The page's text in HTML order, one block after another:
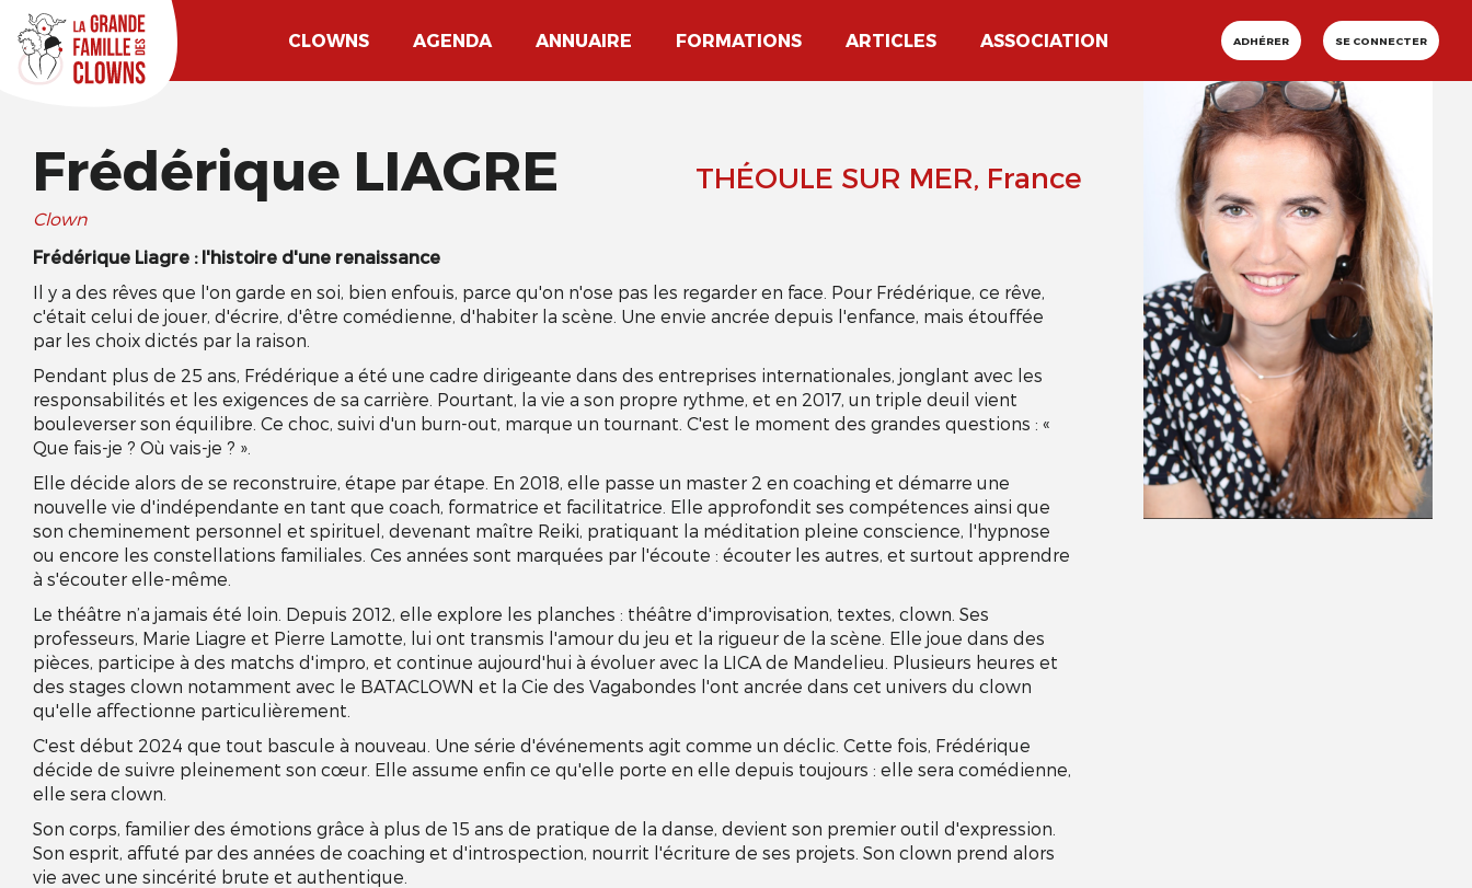
CLOWNS AGENDA ANNUAIRE FORMATIONS ARTICLES ASSOCIATION ADHÉRER SE CONNECTER
Frédérique LIAGRE
Clown
Frédérique Liagre : l'histoire d'une renaissance
Il y a des rêves que l'on garde en soi, bien enfouis, parce qu'on n'ose pas les regarder en face. Pour Frédérique, ce rêve,
c'était celui de jouer, d'écrire, d'être comédienne, d'habiter la scène. Une envie ancrée depuis l'enfance, mais étouffée
par les choix dictés par la raison.
Pendant plus de 25 ans, Frédérique a été une cadre dirigeante dans des entreprises internationales, jonglant avec les
responsabilités et les exigences de sa carrière. Pourtant, la vie a son propre rythme, et en 2017, un triple deuil vient
bouleverser son équilibre. Ce choc, suivi d'un burn-out, marque un tournant. C'est le moment des grandes questions : «
Que fais-je ? Où vais-je ? ».
Elle décide alors de se reconstruire, étape par étape. En 2018, elle passe un master 2 en coaching et démarre une
nouvelle vie d'indépendante en tant que coach, formatrice et facilitatrice. Elle approfondit ses compétences ainsi que
son cheminement personnel et spirituel, devenant maître Reiki, pratiquant la méditation pleine conscience, l'hypnose
ou encore les constellations familiales. Ces années sont marquées par l'écoute : écouter les autres, et surtout apprendre
à s'écouter elle-même.
Le théâtre n’a jamais été loin. Depuis 2012, elle explore les planches : théâtre d'improvisation, textes, clown. Ses
professeurs, Marie Liagre et Pierre Lamotte, lui ont transmis l'amour du jeu et la rigueur de la scène. Elle joue dans des
pièces, participe à des matchs d'impro, et continue aujourd'hui à évoluer avec la LICA de Mandelieu. Plusieurs heures et
des stages clown notamment avec le BATACLOWN et la Cie des Vagabondes l'ont ancrée dans cet univers du clown
qu'elle affectionne particulièrement.
C'est début 2024 que tout bascule à nouveau. Une série d'événements agit comme un déclic. Cette fois, Frédérique
décide de suivre pleinement son cœur. Elle assume enfin ce qu'elle porte en elle depuis toujours : elle sera comédienne,
elle sera clown.
Son corps, familier des émotions grâce à plus de 15 ans de pratique de la danse, devient son premier outil d'expression.
Son esprit, affuté par des années de coaching et d'introspection, nourrit l'écriture de ses projets. Son clown prend alors
vie avec une sincérité brute et authentique.
THÉOULE SUR MER, France